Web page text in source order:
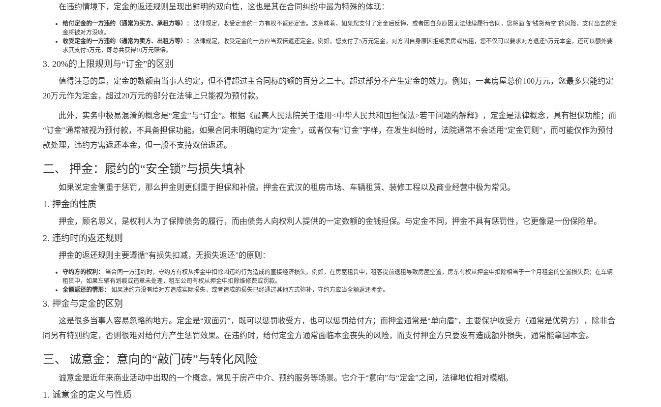
在违约情境下，定金的返还规则呈现出鲜明的双向性，这也是其在合同纠纷中最为特殊的体现：
给付定金的一方违约（通常为买方、承租方等）：
法律规定，收受定金的一方有权不返还定金。这意味着，如果您支付了定金后反悔，或者因自身原因无法继续履行合同，您将面临“钱货两空”的风险，支付出去的定
金将被对方没收。
收受定金的一方违约（通常为卖方、出租方等）：
法律规定，收受定金的一方应当双倍返还定金。例如，您支付了5万元定金，对方因自身原因拒绝卖房或出租，您不仅可以要求对方退还5万元本金，还可以额外要
求其支付5万元，即总共获得10万元赔偿。
3. 20%的上限规则与“订金”的区别
值得注意的是，定金的数额由当事人约定，但不得超过主合同标的额的百分之二十。超过部分不产生定金的效力。例如，一套房屋总价100万元，您最多只能约定
20万元作为定金，超过20万元的部分在法律上只能视为预付款。
此外，实务中极易混淆的概念是“定金”与“订金”。根据《最高人民法院关于适用<中华人民共和国担保法>若干问题的解释》，定金是法律概念，具有担保功能；而
“订金”通常被视为预付款，不具备担保功能。如果合同未明确约定为“定金”，或者仅有“订金”字样，在发生纠纷时，法院通常不会适用“定金罚则”，而可能仅作为预付
款处理，违约方需返还本金，但一般不支持双倍返还。
二、 押金：履约的“安全锁”与损失填补
如果说定金侧重于惩罚，那么押金则更侧重于担保和补偿。押金在武汉的租房市场、车辆租赁、装修工程以及商业经营中极为常见。
1. 押金的性质
押金，顾名思义，是权利人为了保障债务的履行，而由债务人向权利人提供的一定数额的金钱担保。与定金不同，押金不具有惩罚性，它更像是一份保险单。
2. 违约时的返还规则
押金的返还规则主要遵循“有损失扣减，无损失返还”的原则：
守约方的权利：
当合同一方违约时，守约方有权从押金中扣除因违约行为造成的直接经济损失。例如，在房屋租赁中，租客提前退租导致房屋空置，房东有权从押金中扣除相当于一个月租金的空置损失费；在车辆
租赁中，如果车辆有划痕或违章未处理，租车公司有权从押金中扣除维修费或罚款。
全额返还的情形：
如果违约方没有给对方造成实际损失，或者造成的损失已经通过其他方式弥补，守约方应当全额返还押金。
3. 押金与定金的区别
这是很多当事人容易忽略的地方。定金是“双面刃”，既可以惩罚收受方，也可以惩罚给付方；而押金通常是“单向盾”，主要保护收受方（通常是优势方），除非合
同另有特别约定，否则很难对给付方产生惩罚效果。在违约时，给付定金方通常面临本金丧失的风险，而支付押金方只要没有造成额外损失，通常能拿回本金。
三、 诚意金：意向的“敲门砖”与转化风险
诚意金是近年来商业活动中出现的一个概念，常见于房产中介、预约服务等场景。它介于“意向”与“定金”之间，法律地位相对模糊。
1. 诚意金的定义与性质